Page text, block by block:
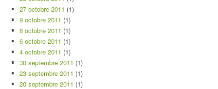
27 octobre 2011 (1)
9 octobre 2011 (1)
8 octobre 2011 (1)
6 octobre 2011 (1)
4 octobre 2011 (1)
30 septembre 2011 (1)
23 septembre 2011 (1)
20 septembre 2011 (1)